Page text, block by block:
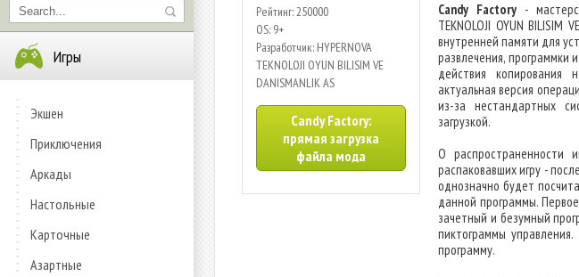
Игры
Экшен
Приключения
Аркады
Настольные
Карточные
Азартные
Рейтинг: 250000
OS: 9+
Разработчик: HYPERNOVA
TEKNOLOJI OYUN BILISIM VE
DANISMANLIK AS
Candy Factory:
прямая загрузка
файла мода
Candy Factory-
TEKNOLOJI OYUN BILISIM
внутренней памяти для
развлечения, программки
действия копирования
актуальная версия
из-за нестандартных
загрузкой.
О распространенности
распаковавших игру -
однозначно будет
данной программы.
зачетный и безумный
пиктограммы
программу.